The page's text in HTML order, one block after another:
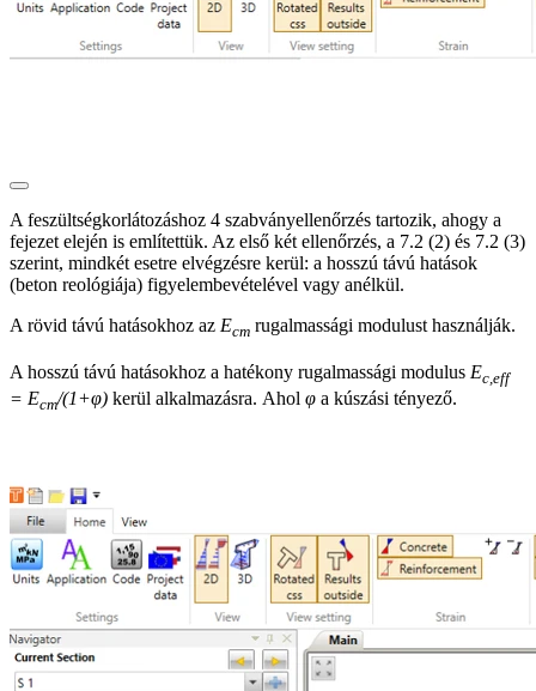
A feszültségkorlátozáshoz 4 szabványellenőrzés tartozik, ahogy a
fejezet elején is említettük. Az első két ellenőrzés, a 7.2 (2) és 7.2 (3)
szerint, mindkét esetre elvégzésre kerül: a hosszú távú hatások
(beton reológiája) figyelembevételével vagy anélkül.
A rövid távú hatásokhoz az Ecm rugalmassági modulust használják.
A hosszú távú hatásokhoz a hatékony rugalmassági modulus Ec,eff
= Ecm/(1+φ) kerül alkalmazásra. Ahol φ a kúszási tényező.